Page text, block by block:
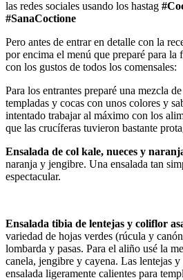
las redes sociales usando los hastag
#SanaCoctione
Pero antes de entrar en detalle con la
por encima el menú que preparé para la
con los gustos de todos los comensales:
Para los entrantes preparé una mezcla
templadas y cocas con unos colores y
intentado trabajar al máximo con los
que las crucíferas tuvieron bastante
Ensalada de col kale, nueces y
naranja y jengibre. Una ensalada tan
espectacular.
Ensalada tibia de lentejas y coliflor
variedad de hojas verdes (rúcula y
lombarda y pasas. Para el aliño usé la
canela, jengibre y cayena. Las lentejas
ensalada ligeramente calientes para